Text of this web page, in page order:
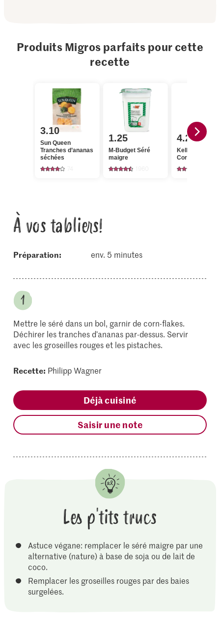
Produits Migros parfaits pour cette
recette
3.10
Sun Queen
Tranches d’ananas
séchées
1.25
M-Budget Séré
maigre
4.20
Kellogg's
Cornflakes
À vos tabliers!
Préparation: env. 5 minutes
Mettre le séré dans un bol, garnir de corn-flakes.
Déchirer les tranches d’ananas par-dessus. Servir
avec les groseilles rouges et les pistaches.
Recette: Philipp Wagner
Déjà cuisiné
Saisir une note
Les p'tits trucs
Astuce végane: remplacer le séré maigre par une
alternative (nature) à base de soja ou de lait de
coco.
Remplacer les groseilles rouges par des baies
surgelées.